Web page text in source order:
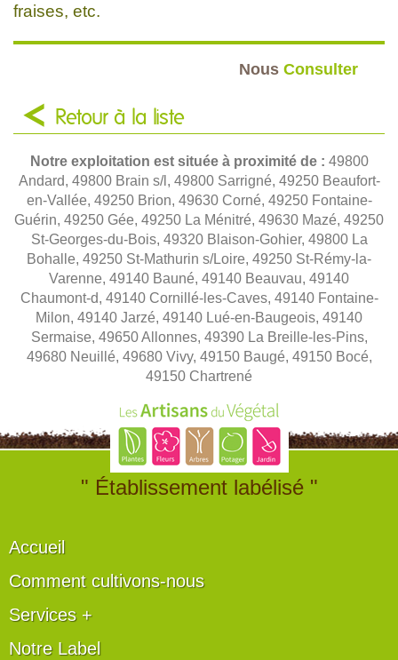
fraises, etc.
Nous Consulter
Retour à la liste
Notre exploitation est située à proximité de : 49800
Andard, 49800 Brain s/l, 49800 Sarrigné, 49250 Beaufort-
en-Vallée, 49250 Brion, 49630 Corné, 49250 Fontaine-
Guérin, 49250 Gée, 49250 La Ménitré, 49630 Mazé, 49250
St-Georges-du-Bois, 49320 Blaison-Gohier, 49800 La
Bohalle, 49250 St-Mathurin s/Loire, 49250 St-Rémy-la-
Varenne, 49140 Bauné, 49140 Beauvau, 49140
Chaumont-d, 49140 Cornillé-les-Caves, 49140 Fontaine-
Milon, 49140 Jarzé, 49140 Lué-en-Baugeois, 49140
Sermaise, 49650 Allonnes, 49390 La Breille-les-Pins,
49680 Neuillé, 49680 Vivy, 49150 Baugé, 49150 Bocé,
49150 Chartrené
" Établissement labélisé "
Accueil
Comment cultivons-nous
Services +
Notre Label